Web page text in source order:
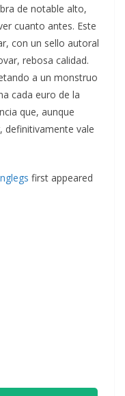
de notable alto,
cuanto antes. Este
con un sello autoral
rebosa calidad.
a un monstruo
cada euro de la
que, aunque
definitivamente vale
first appeared